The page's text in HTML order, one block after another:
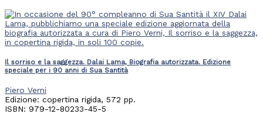
Il sorriso e la saggezza. Dalai Lama, Biografia autorizzata. Edizione
speciale per i 90 anni di Sua Santità
Piero Verni
Edizione: copertina rigida, 572 pp.
ISBN: 979-12-80233-45-5